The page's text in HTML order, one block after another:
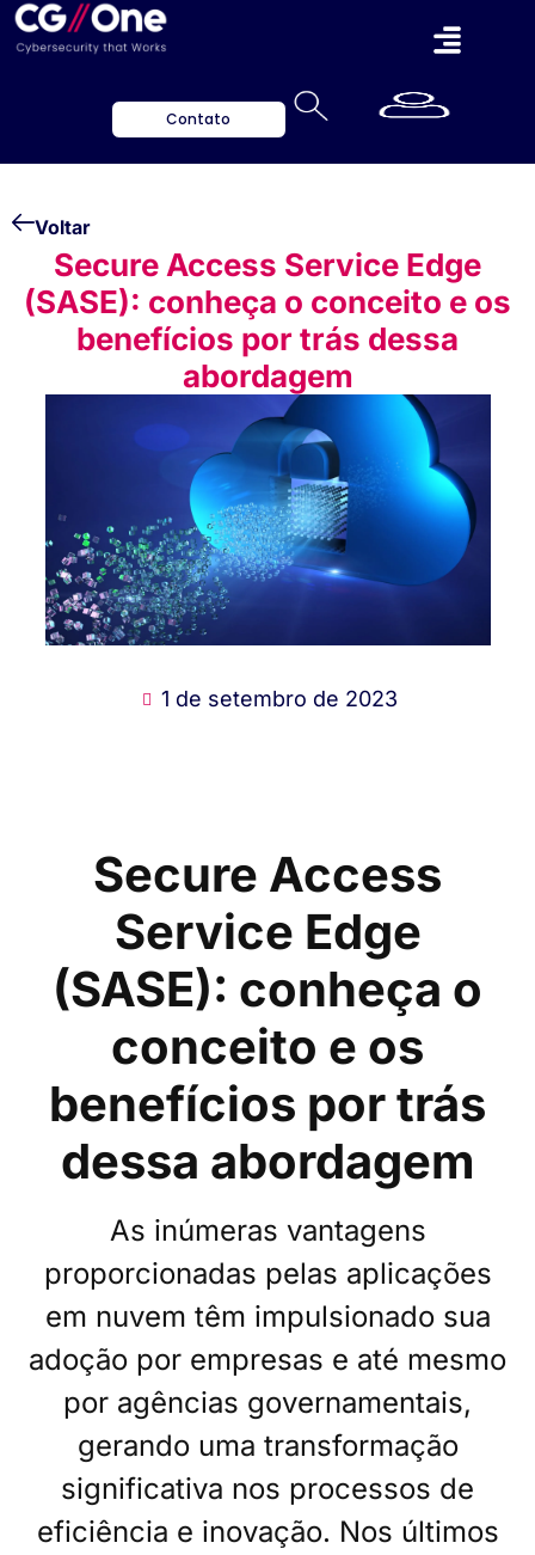
Contato
Voltar
Secure Access Service Edge
(SASE): conheça o conceito e os
benefícios por trás dessa
abordagem
1 de setembro de 2023
Secure Access
Service Edge
(SASE): conheça o
conceito e os
benefícios por trás
dessa abordagem
As inúmeras vantagens
proporcionadas pelas aplicações
em nuvem têm impulsionado sua
adoção por empresas e até mesmo
por agências governamentais,
gerando uma transformação
significativa nos processos de
eficiência e inovação. Nos últimos